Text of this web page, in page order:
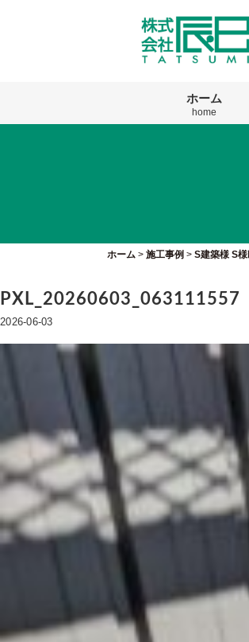
ホーム
home
ホーム> 施工事例 > S建築様 S
PXL_20260603_063111557
2026-06-03